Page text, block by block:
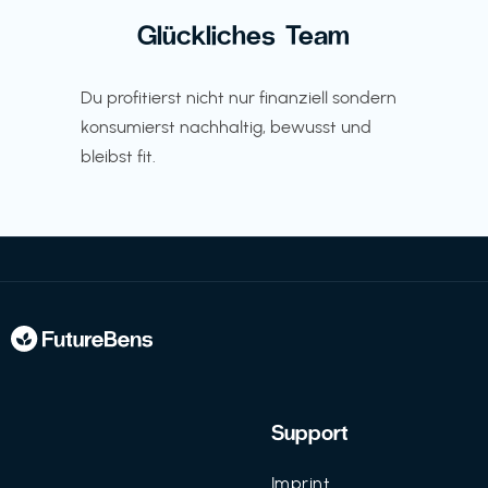
Glückliches Team
Du profitierst nicht nur finanziell sondern
konsumierst nachhaltig, bewusst und
bleibst fit.
Support
Imprint